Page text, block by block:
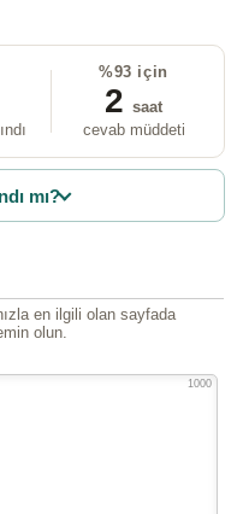
%93 için
2 saat
cevab müddeti
mı?
en ilgili olan sayfada
olun.
1000